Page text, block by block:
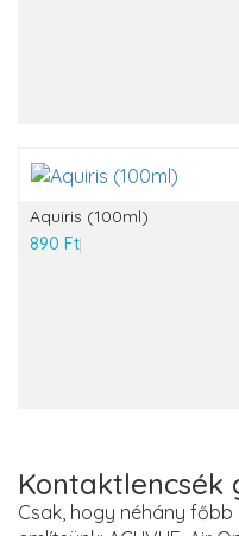
Aquiris (100ml)
890 Ft
Kontaktlencsék
Csak, hogy néhány